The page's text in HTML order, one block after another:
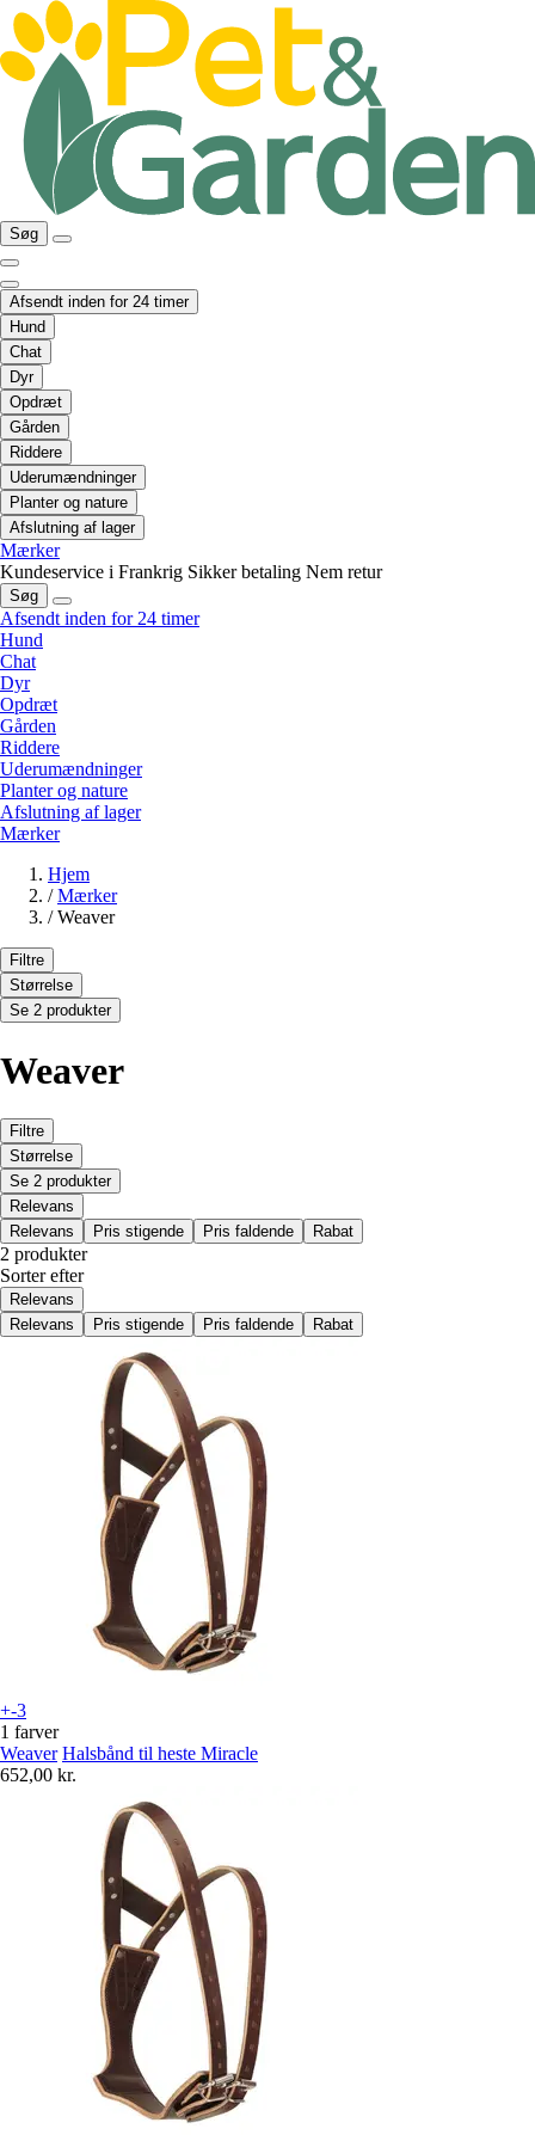
Søg
Afsendt inden for 24 timer
Hund
Chat
Dyr
Opdræt
Gården
Riddere
Uderumændninger
Planter og nature
Afslutning af lager
Mærker
Kundeservice i Frankrig Sikker betaling Nem retur
Søg
Afsendt inden for 24 timer
Hund
Chat
Dyr
Opdræt
Gården
Riddere
Uderumændninger
Planter og nature
Afslutning af lager
Mærker
Hjem
/ Mærker
/ Weaver
Filtre
Størrelse
Se 2 produkter
Weaver
Filtre
Størrelse
Se 2 produkter
Relevans
Relevans
Pris stigende Pris faldende Rabat
2 produkter
Sorter efter
Relevans
Relevans
Pris stigende Pris faldende Rabat
+-3
1 farver
Weaver Halsbånd til heste Miracle
652,00 kr.